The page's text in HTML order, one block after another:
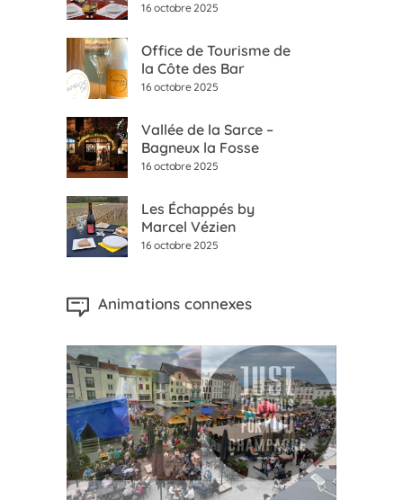
16 octobre 2025
Office de Tourisme de
la Côte des Bar
16 octobre 2025
Vallée de la Sarce –
Bagneux la Fosse
16 octobre 2025
Les Échappés by
Marcel Vézien
16 octobre 2025
Animations connexes